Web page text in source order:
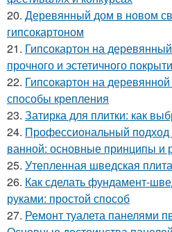
20. Деревянный дом в новом
гипсокартоном
21. Гипсокартон на
прочного и эстетичного
22. Гипсокартон на
способы крепления
23. Затирка для плитки: как
24. Профессиональный подход
ванной: основные принципы и
25. Утепленная шведская
26. Как сделать фундамент-
руками: простой способ
27. Ремонт туалета панелями